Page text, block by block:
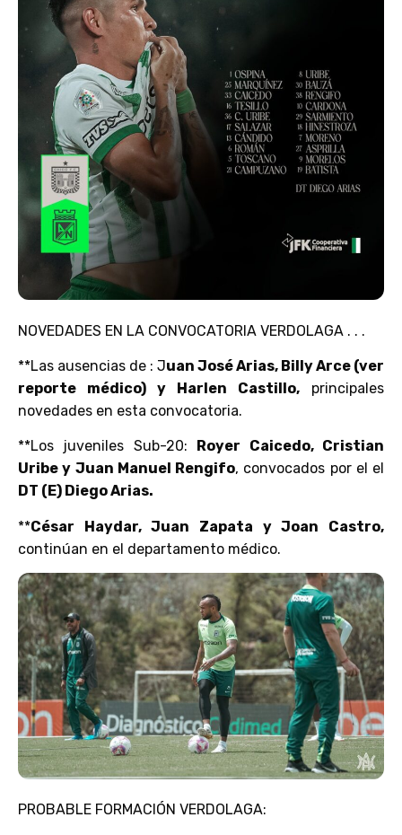
NOVEDADES EN LA CONVOCATORIA VERDOLAGA . . .
**Las ausencias de : Juan José Arias, Billy Arce (ver
reporte médico) y Harlen Castillo, principales
novedades en esta convocatoria.
**Los juveniles Sub-20:
Royer Caicedo, Cristian
Uribe y Juan Manuel Rengifo, convocados por el el
DT (E) Diego Arias.
**César Haydar, Juan Zapata y Joan Castro,
continúan en el departamento médico.
PROBABLE FORMACIÓN VERDOLAGA: